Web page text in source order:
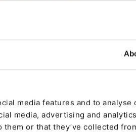
media features and to analyse
media, advertising and
or that they’ve collected
den oberen rechten
hoch sind.